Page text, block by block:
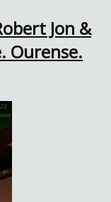
Jon &
Ourense.